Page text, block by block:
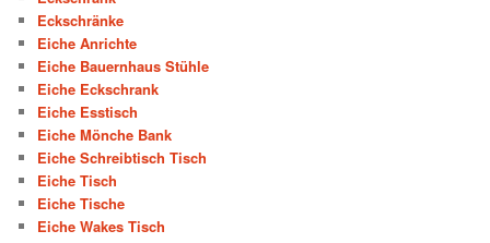
Eckschränke
Eiche Anrichte
Eiche Bauernhaus Stühle
Eiche Eckschrank
Eiche Esstisch
Eiche Mönche Bank
Eiche Schreibtisch Tisch
Eiche Tisch
Eiche Tische
Eiche Wakes Tisch